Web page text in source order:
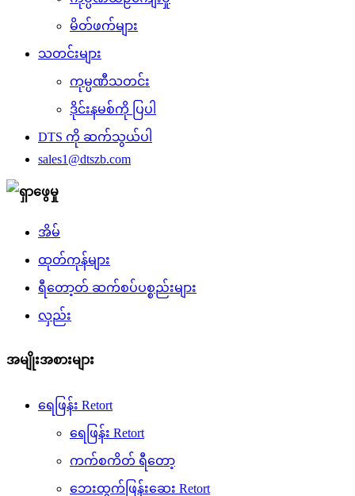
မိတ်ဖက်များ
သတင်းများ
ကုမ္ပဏီသတင်း
ဒိုင်းနမစ်ကို ပြပါ
DTS ကို ဆက်သွယ်ပါ
sales1@dtszb.com
အိမ်
ထုတ်ကုန်များ
ရီတော့တ် ဆက်စပ်ပစ္စည်းများ
လှည်း
အမျိုးအစားများ
ရေဖြန်း Retort
ရေဖြန်း Retort
ကက်စကိတ် ရီတော့
ဘေးထွက်ဖြန်းဆေး Retort